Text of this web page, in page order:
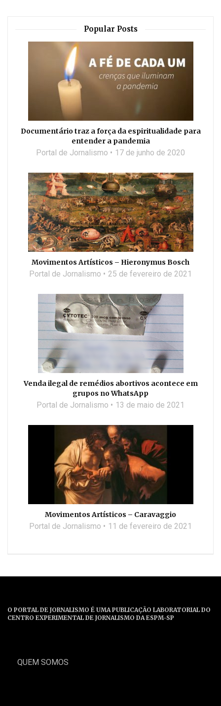
Popular Posts
Documentário traz a força da espiritualidade para
entender a pandemia
Portal de Jornalismo 17 de junho de 2020
Movimentos Artísticos – Hieronymus Bosch
Portal de Jornalismo 25 de fevereiro de 2021
Venda ilegal de remédios abortivos acontece em
grupos no WhatsApp
Portal de Jornalismo 13 de maio de 2021
Movimentos Artísticos – Caravaggio
Portal de Jornalismo 11 de fevereiro de 2021
O PORTAL DE JORNALISMO É UMA PUBLICAÇÃO LABORATORIAL DO
CENTRO EXPERIMENTAL DE JORNALISMO DA ESPM-SP
QUEM SOMOS